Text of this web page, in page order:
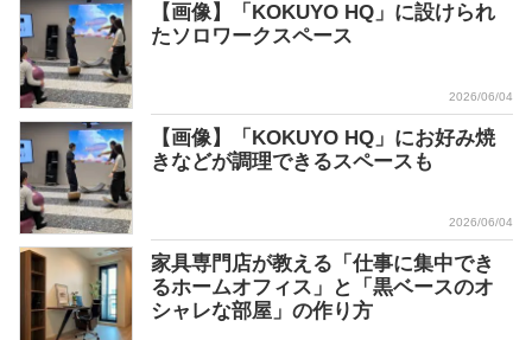
【画像】「KOKUYO HQ」に設けられ
たソロワークスペース
2026/06/04
【画像】「KOKUYO HQ」にお好み焼
きなどが調理できるスペースも
2026/06/04
家具専門店が教える「仕事に集中でき
るホームオフィス」と「黒ベースのオ
シャレな部屋」の作り方